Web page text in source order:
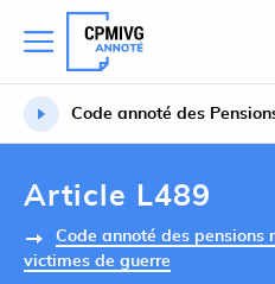
Code annoté des
Article L489
Code annoté des
victimes de guerre